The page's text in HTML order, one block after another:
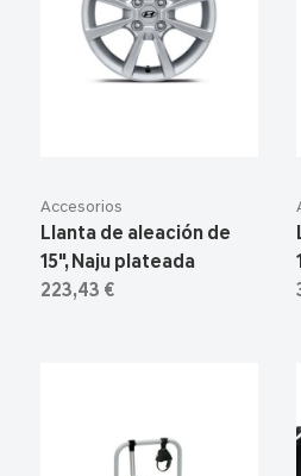
Accesorios
Llanta de aleación de
15", Naju plateada
223,43 €